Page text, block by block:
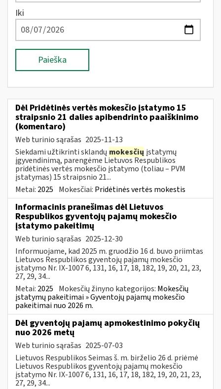
Iki
Paieška
Dėl Pridėtinės vertės mokesčio įstatymo 15
straipsnio 21 dalies apibendrinto paaiškinimo
(komentaro)
Web turinio sąrašas 2025-11-13
Siekdami užtikrinti sklandų mokesčių įstatymų
įgyvendinimą, parengėme Lietuvos Respublikos
pridėtinės vertės mokesčio įstatymo (toliau – PVM
įstatymas) 15 straipsnio 21...
Metai: 2025 Mokesčiai: Pridėtinės vertės mokestis
Informacinis pranešimas dėl Lietuvos
Respublikos gyventojų pajamų mokesčio
įstatymo pakeitimų
Web turinio sąrašas 2025-12-30
Informuojame, kad 2025 m. gruodžio 16 d. buvo priimtas
Lietuvos Respublikos gyventojų pajamų mokesčio
įstatymo Nr. IX-1007 6, 131, 16, 17, 18, 182, 19, 20, 21, 23,
27, 29, 34...
Metai: 2025 Mokesčių žinyno kategorijos: Mokesčių
įstatymų pakeitimai » Gyventojų pajamų mokesčio
pakeitimai nuo 2026 m.
Dėl gyventojų pajamų apmokestinimo pokyčių
nuo 2026 metų
Web turinio sąrašas 2025-07-03
Lietuvos Respublikos Seimas š. m. birželio 26 d. priėmė
Lietuvos Respublikos gyventojų pajamų mokesčio
įstatymo Nr. IX-1007 6, 131, 16, 17, 18, 182, 19, 20, 21, 23,
27, 29, 34...